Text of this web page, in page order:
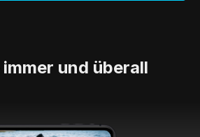
immer und überall